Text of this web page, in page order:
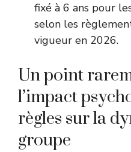
fixé à 6 ans pour
selon les
vigueur en 2026.
Un point
l’impact
règles sur la
groupe